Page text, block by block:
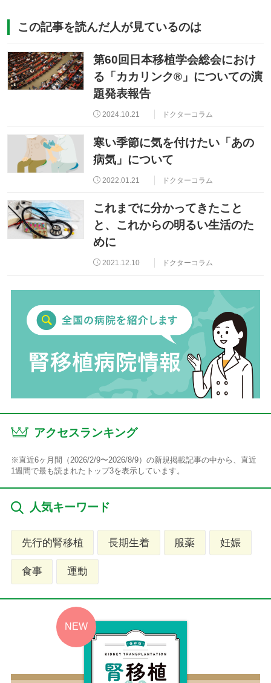
この記事を読んだ人が見ているのは
第60回日本移植学会総会におけ
る「カカリンク®」についての演
題発表報告
2024.10.21 ドクターコラム
寒い季節に気を付けたい「あの
病気」について
2022.01.21 ドクターコラム
これまでに分かってきたこと
と、これからの明るい生活のた
めに
2021.12.10 ドクターコラム
アクセスランキング
※直近6ヶ月間（2026/2/9〜2026/8/9）の新規掲載記事の中から、直近
1週間で最も読まれたトップ3を表示しています。
人気キーワード
先行的腎移植 長期生着 服薬 妊娠
食事 運動